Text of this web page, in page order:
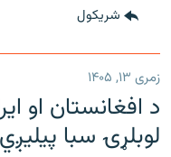
شريکول
زمری ۱۳, ۱۴۰۵
د افغانستان او
لوبلړۍ سبا پیلیږي